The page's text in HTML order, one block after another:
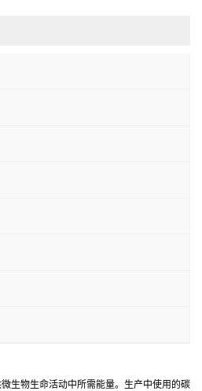
生物生命活动中所需能量。生产中使用的碳